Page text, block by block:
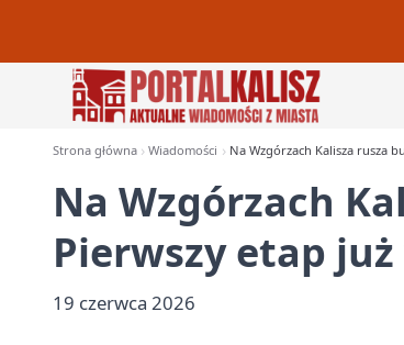
Strona główna Wiadomości Na Wzgórzach Kalisza rusza
Na Wzgórzach
Pierwszy etap
19 czerwca 2026